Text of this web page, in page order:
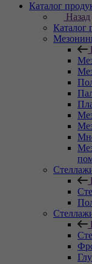
Каталог
Назад
Каталог